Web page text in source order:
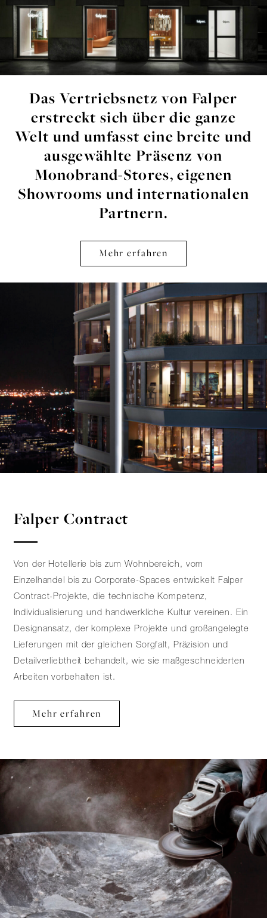
Das Vertriebsnetz von Falper
erstreckt sich über die ganze
Welt und umfasst eine breite und
ausgewählte Präsenz von
Monobrand-Stores, eigenen
Showrooms und internationalen
Partnern.
Mehr erfahren
Falper Contract
Von der Hotellerie bis zum Wohnbereich, vom
Einzelhandel bis zu Corporate-Spaces entwickelt Falper
Contract-Projekte, die technische Kompetenz,
Individualisierung und handwerkliche Kultur vereinen. Ein
Designansatz, der komplexe Projekte und großangelegte
Lieferungen mit der gleichen Sorgfalt, Präzision und
Detailverliebtheit behandelt, wie sie maßgeschneiderten
Arbeiten vorbehalten ist.
Mehr erfahren